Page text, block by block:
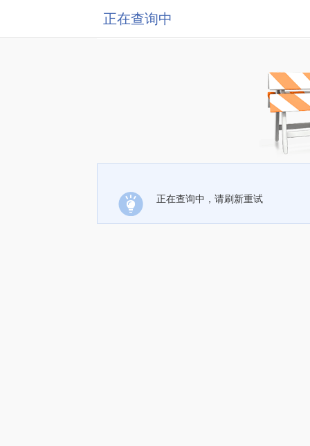
正在查询中
正在查询中，请刷新重试